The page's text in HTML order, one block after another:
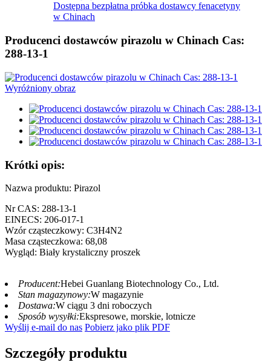
Dostępna bezpłatna próbka dostawcy fenacetyny
w Chinach
Producenci dostawców pirazolu w Chinach Cas:
288-13-1
Krótki opis:
Nazwa produktu: Pirazol
Nr CAS: 288-13-1
EINECS: 206-017-1
Wzór cząsteczkowy: C3H4N2
Masa cząsteczkowa: 68,08
Wygląd: Biały krystaliczny proszek
Producent:Hebei Guanlang Biotechnology Co., Ltd.
Stan magazynowy:W magazynie
Dostawa:W ciągu 3 dni roboczych
Sposób wysyłki:Ekspresowe, morskie, lotnicze
Wyślij e-mail do nas Pobierz jako plik PDF
Szczegóły produktu